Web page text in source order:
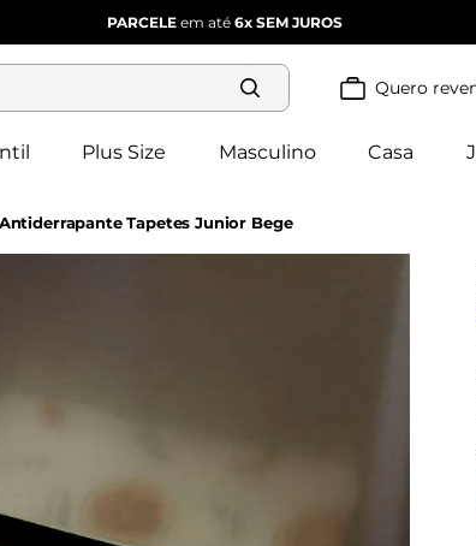
PARCELE em até 6x SEM JUROS
Quero
Plus Size Masculino Casa
Tapetes Junior Bege
Termos mais
buscados
2º
vestido
3º